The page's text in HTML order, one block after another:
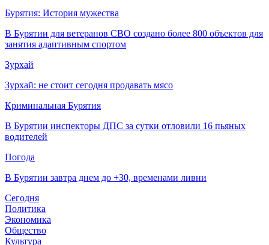
Бурятия: История мужества
В Бурятии для ветеранов СВО создано более 800 объектов для
занятия адаптивным спортом
Зурхай
Зурхай: не стоит сегодня продавать мясо
Криминальная Бурятия
В Бурятии инспекторы ДПС за сутки отловили 16 пьяных
водителей
Погода
В Бурятии завтра днем до +30, временами ливни
Сегодня
Политика
Экономика
Общество
Культура